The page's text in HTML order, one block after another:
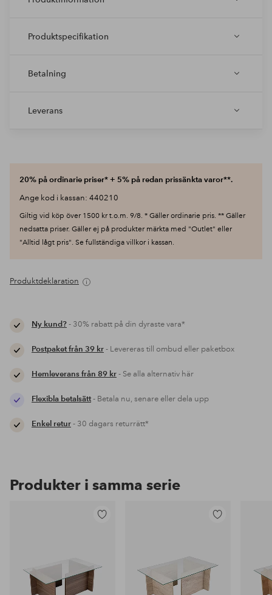
Produktspecifikation
Betalning
Leverans
20% på ordinarie priser* + 5% på redan prissänkta varor**.
Ange kod i kassan: 440210
Giltig vid köp över 1500 kr t.o.m. 9/8. * Gäller ordinarie pris. ** Gäller
nedsatta priser. Gäller ej på produkter märkta med "Outlet" eller
"Alltid lågt pris". Se fullständiga villkor i kassan.
Produktdeklaration
Ny kund?- 30% rabatt på din dyraste vara*
Postpaket från 39 kr- Levereras till ombud eller paketbox
Hemleverans från 89 kr- Se alla alternativ här
Flexibla betalsätt- Betala nu, senare eller dela upp
Enkel retur- 30 dagars returrätt*
Produkter i samma serie